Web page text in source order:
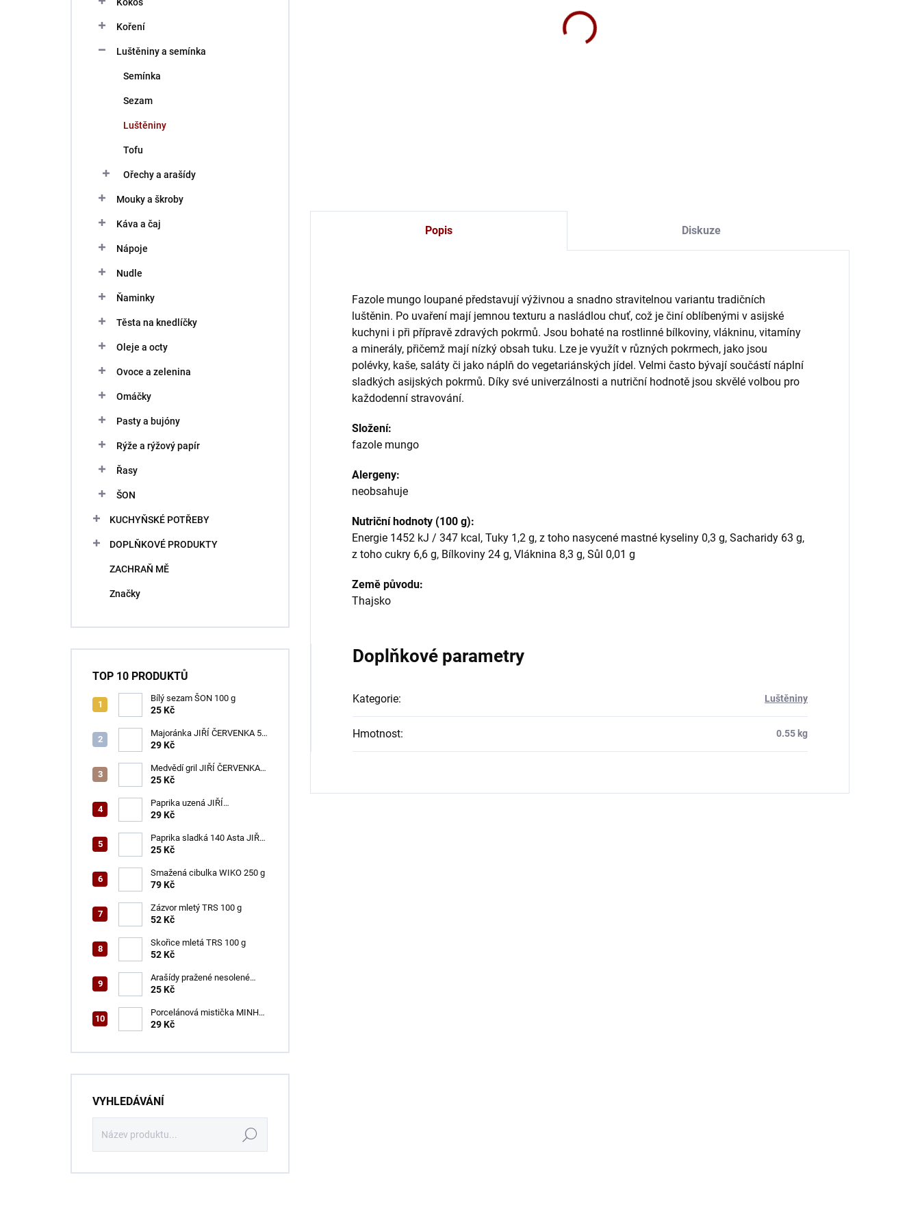
Koření
Luštěniny a semínka
Semínka
Sezam
Luštěniny
Tofu
Ořechy a arašídy
Mouky a škroby
Káva a čaj
Nápoje
Nudle
Ňaminky
Těsta na knedlíčky
Oleje a octy
Ovoce a zelenina
Omáčky
Pasty a bujóny
Rýže a rýžový papír
Řasy
ŠON
KUCHYŇSKÉ POTŘEBY
DOPLŇKOVÉ PRODUKTY
ZACHRAŇ MĚ
Značky
TOP 10 PRODUKTŮ
Bílý sezam ŠON 100 g
25 Kč
Majoránka JIŘÍ ČERVENKA 50
g
29 Kč
Medvědí gril JIŘÍ ČERVENKA
50 g
25 Kč
Paprika uzená JIŘÍ
ČERVENKA 50 g
29 Kč
Paprika sladká 140 Asta JIŘÍ
ČERVENKA 50 g
25 Kč
Smažená cibulka WIKO 250 g
79 Kč
Zázvor mletý TRS 100 g
52 Kč
Skořice mletá TRS 100 g
52 Kč
Arašídy pražené nesolené
ENSA 100 g
25 Kč
Porcelánová mistička MINH
CHAN 9,2 cm
29 Kč
VYHLEDÁVÁNÍ
Hledat
Popis Diskuze
Fazole mungo loupané představují výživnou a snadno stravitelnou variantu tradičních
luštěnin. Po uvaření mají jemnou texturu a nasládlou chuť, což je činí oblíbenými v asijské
kuchyni i při přípravě zdravých pokrmů. Jsou bohaté na rostlinné bílkoviny, vlákninu, vitamíny
a minerály, přičemž mají nízký obsah tuku. Lze je využít v různých pokrmech, jako jsou
polévky, kaše, saláty či jako náplň do vegetariánských jídel. Velmi často bývají součástí náplní
sladkých asijských pokrmů. Díky své univerzálnosti a nutriční hodnotě jsou skvělé volbou pro
každodenní stravování.
Složení:
fazole mungo
Alergeny:
neobsahuje
Nutriční hodnoty (100 g):
Energie 1452 kJ / 347 kcal, Tuky 1,2 g, z toho nasycené mastné kyseliny 0,3 g, Sacharidy 63 g,
z toho cukry 6,6 g, Bílkoviny 24 g, Vláknina 8,3 g, Sůl 0,01 g
Země původu:
Thajsko
Doplňkové parametry
Kategorie: Luštěniny
Hmotnost: 0.55 kg